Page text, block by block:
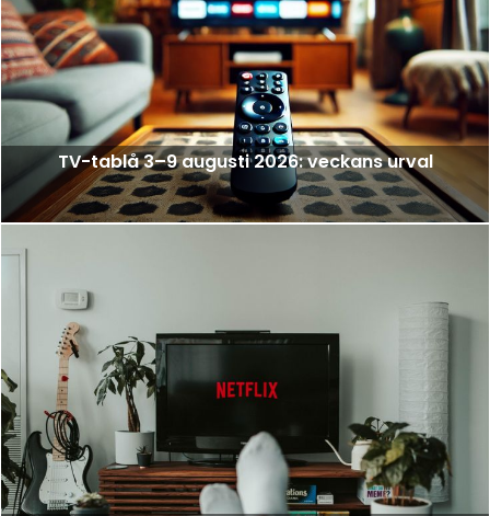
TV-tablå 3–9 augusti 2026: veckans urval